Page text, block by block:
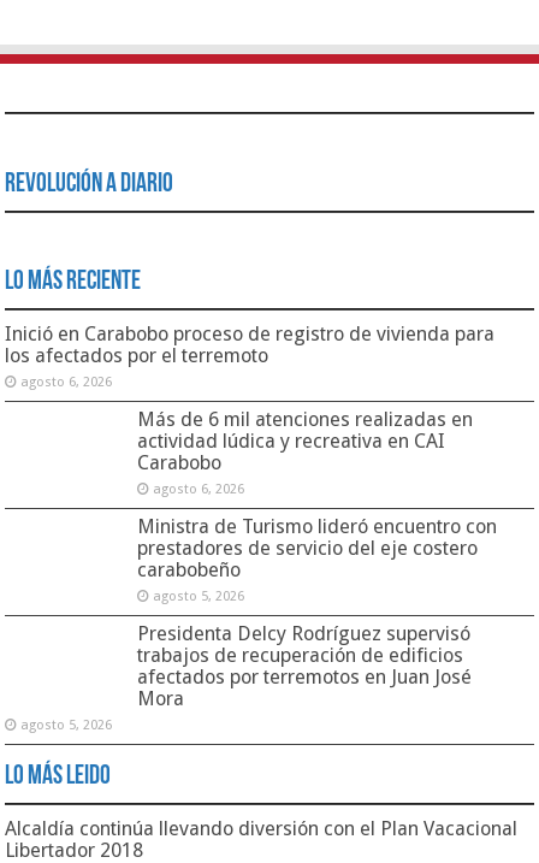
Revolución a Diario
Lo Más Reciente
Inició en Carabobo proceso de registro de vivienda para
los afectados por el terremoto
agosto 6, 2026
Más de 6 mil atenciones realizadas en
actividad lúdica y recreativa en CAI
Carabobo
agosto 6, 2026
Ministra de Turismo lideró encuentro con
prestadores de servicio del eje costero
carabobeño
agosto 5, 2026
Presidenta Delcy Rodríguez supervisó
trabajos de recuperación de edificios
afectados por terremotos en Juan José
Mora
agosto 5, 2026
Lo Más Leido
Alcaldía continúa llevando diversión con el Plan Vacacional
Libertador 2018